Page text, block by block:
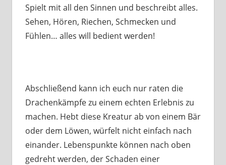
Spielt mit all den Sinnen und beschreibt alles.
Sehen, Hören, Riechen, Schmecken und
Fühlen… alles will bedient werden!
Abschließend kann ich euch nur raten die
Drachenkämpfe zu einem echten Erlebnis zu
machen. Hebt diese Kreatur ab von einem Bär
oder dem Löwen, würfelt nicht einfach nach
einander. Lebenspunkte können nach oben
gedreht werden, der Schaden einer